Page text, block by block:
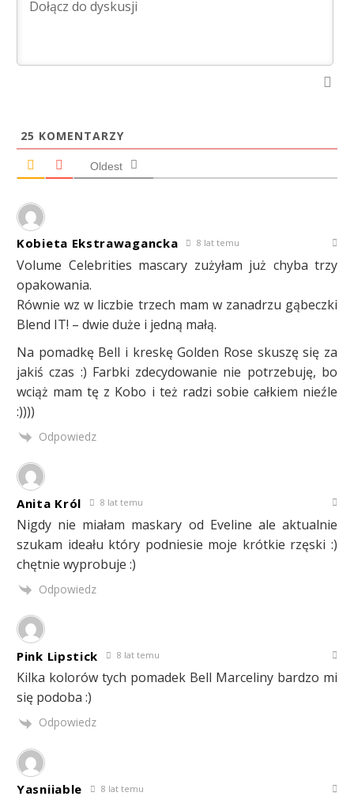
25 KOMENTARZY
Oldest
Kobieta Ekstrawagancka 8 lat temu
Volume Celebrities mascary zużyłam już chyba trzy
opakowania.
Równie wz w liczbie trzech mam w zanadrzu gąbeczki
Blend IT! – dwie duże i jedną małą.
Na pomadkę Bell i kreskę Golden Rose skuszę się za
jakiś czas :) Farbki zdecydowanie nie potrzebuję, bo
wciąż mam tę z Kobo i też radzi sobie całkiem nieźle
:))))
Odpowiedz
Anita Król 8 lat temu
Nigdy nie miałam maskary od Eveline ale aktualnie
szukam ideału który podniesie moje krótkie rzęski :)
chętnie wyprobuje :)
Odpowiedz
Pink Lipstick 8 lat temu
Kilka kolorów tych pomadek Bell Marceliny bardzo mi
się podoba :)
Odpowiedz
Yasniiable 8 lat temu